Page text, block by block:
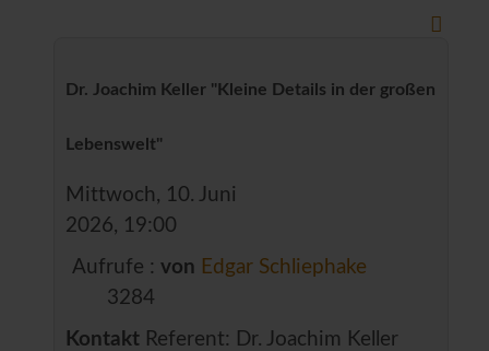
Dr. Joachim Keller "Kleine Details in der großen
Lebenswelt"
Mittwoch, 10. Juni
2026, 19:00
Aufrufe :
3284
von Edgar Schliephake
Kontakt Referent: Dr. Joachim Keller